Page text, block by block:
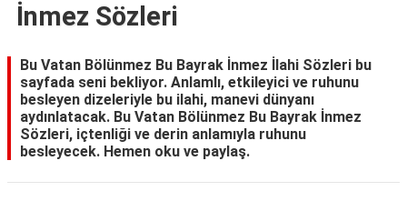
İnmez Sözleri
Bu Vatan Bölünmez Bu Bayrak İnmez İlahi Sözleri bu
sayfada seni bekliyor. Anlamlı, etkileyici ve ruhunu
besleyen dizeleriyle bu ilahi, manevi dünyanı
aydınlatacak. Bu Vatan Bölünmez Bu Bayrak İnmez
Sözleri, içtenliği ve derin anlamıyla ruhunu
besleyecek. Hemen oku ve paylaş.